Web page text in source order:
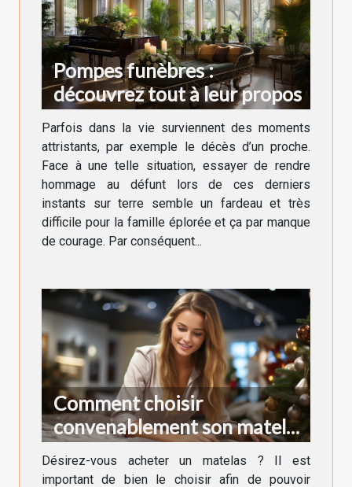
Pompes funèbres :
découvrez tout à leur propos
Parfois dans la vie surviennent des moments
attristants, par exemple le décès d’un proche.
Face à une telle situation, essayer de rendre
hommage au défunt lors de ces derniers
instants sur terre semble un fardeau et très
difficile pour la famille éplorée et ça par manque
de courage. Par conséquent...
Comment choisir
convenablement son matelas
?
Désirez-vous acheter un matelas ? Il est
important de bien le choisir afin de pouvoir